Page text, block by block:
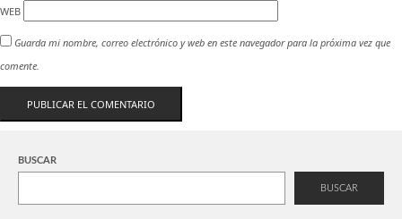
WEB
Guarda mi nombre, correo electrónico y web en este navegador para la próxima vez que
comente.
BUSCAR
BUSCAR